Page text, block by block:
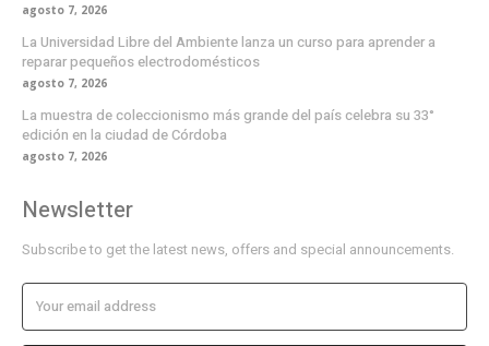
agosto 7, 2026
La Universidad Libre del Ambiente lanza un curso para aprender a
reparar pequeños electrodomésticos
agosto 7, 2026
La muestra de coleccionismo más grande del país celebra su 33°
edición en la ciudad de Córdoba
agosto 7, 2026
Newsletter
Subscribe to get the latest news, offers and special announcements.